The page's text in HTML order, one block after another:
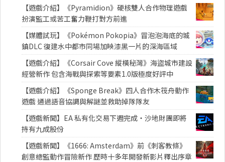
【遊戲介紹】《Pyramidion》硬核雙人合作物理遊戲
扮演監工或苦工奮力鞭打對方前進
【媒體試玩】《Pokémon Pokopia》冒泡泡海底的城
鎮DLC 復建水中都市同場加映漆黑一片的深海區域
【遊戲介紹】《Corsair Cove 縱橫秘灣》海盜城市建設
經營新作 包含海戰與探索等要素1.0版極度好評中
【遊戲介紹】《Sponge Break》四人合作木筏舟動作
遊戲 通過語音協調與解謎並救助掉隊隊友
【遊戲新聞】EA 私有化交易下週完成・沙地財團即將
持有九成股份
【遊戲新聞】《1666: Amsterdam》前《刺客教條》
創意總監動作冒險新作 歷時十多年開發新影片釋出序章